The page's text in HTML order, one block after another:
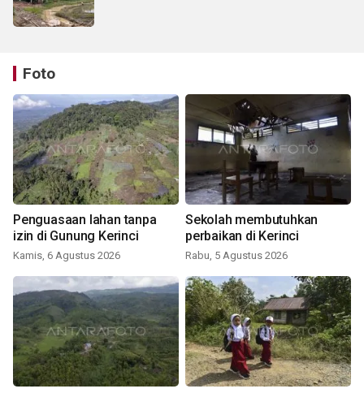
Foto
Penguasaan lahan tanpa
izin di Gunung Kerinci
Kamis, 6 Agustus 2026
Sekolah membutuhkan
perbaikan di Kerinci
Rabu, 5 Agustus 2026